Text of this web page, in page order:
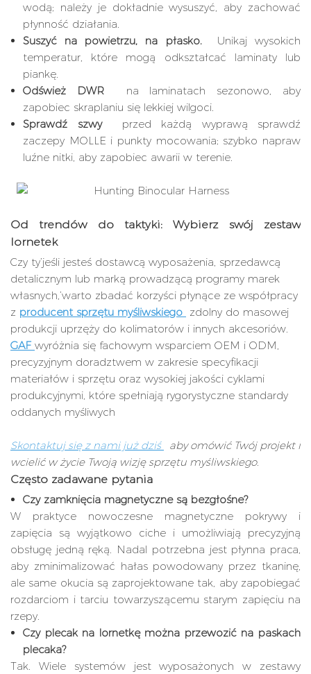
wodą; należy je dokładnie wysuszyć, aby zachować
płynność działania.
Suszyć na powietrzu, na płasko.
Unikaj wysokich
temperatur, które mogą odkształcać laminaty lub
piankę.
Odśwież DWR
na laminatach sezonowo, aby
zapobiec skraplaniu się lekkiej wilgoci.
Sprawdź szwy
przed każdą wyprawą sprawdź
zaczepy MOLLE i punkty mocowania; szybko napraw
luźne nitki, aby zapobiec awarii w terenie.
Od trendów do taktyki: Wybierz swój zestaw
lornetek
Czy ty’jeśli jesteś dostawcą wyposażenia, sprzedawcą
detalicznym lub marką prowadzącą programy marek
własnych,’warto zbadać korzyści płynące ze współpracy
z producent sprzętu myśliwskiego zdolny do masowej
produkcji uprzęży do kolimatorów i innych akcesoriów.
GAF wyróżnia się fachowym wsparciem OEM i ODM,
precyzyjnym doradztwem w zakresie specyfikacji
materiałów i sprzętu oraz wysokiej jakości cyklami
produkcyjnymi, które spełniają rygorystyczne standardy
oddanych myśliwych
Skontaktuj się z nami już dziś
aby omówić Twój projekt i
wcielić w życie Twoją wizję sprzętu myśliwskiego.
Często zadawane pytania
Czy zamknięcia magnetyczne są bezgłośne?
W praktyce nowoczesne magnetyczne pokrywy i
zapięcia są wyjątkowo ciche i umożliwiają precyzyjną
obsługę jedną ręką. Nadal potrzebna jest płynna praca,
aby zminimalizować hałas powodowany przez tkaninę,
ale same okucia są zaprojektowane tak, aby zapobiegać
rozdarciom i tarciu towarzyszącemu starym zapięciu na
rzepy.
Czy plecak na lornetkę można przewozić na paskach
plecaka?
Tak. Wiele systemów jest wyposażonych w zestawy